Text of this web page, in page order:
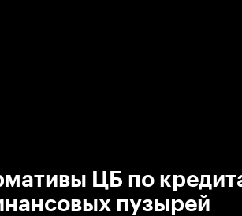
ЦБ по
пузырей